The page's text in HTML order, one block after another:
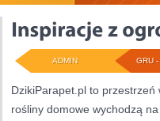
GRU
ADMIN
DzikiParapet.pl to
rośliny domowe wychodzą